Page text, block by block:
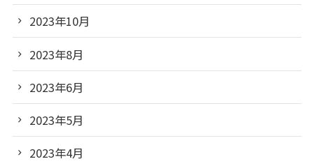
2023年10月
2023年8月
2023年6月
2023年5月
2023年4月